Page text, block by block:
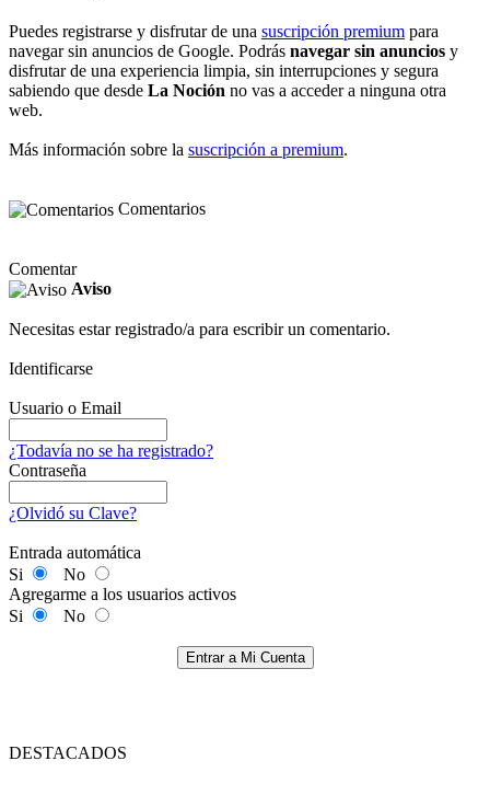
Puedes registrarse y disfrutar de una suscripción premium para
navegar sin anuncios de Google. Podrás navegar sin anuncios y
disfrutar de una experiencia limpia, sin interrupciones y segura
sabiendo que desde La Noción no vas a acceder a ninguna otra
web.
Más información sobre la suscripción a premium.
Comentarios
Comentar
Aviso
Necesitas estar registrado/a para escribir un comentario.
Identificarse
Usuario o Email
¿Todavía no se ha registrado?
Contraseña
¿Olvidó su Clave?
Entrada automática
Si
No
Agregarme a los usuarios activos
Si
No
Entrar a Mi Cuenta
DESTACADOS